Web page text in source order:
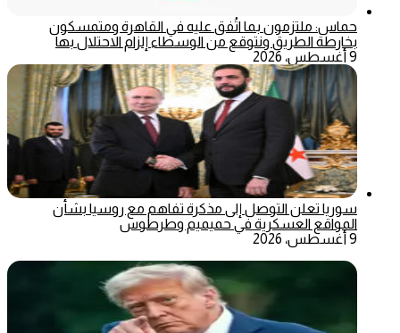
حماس: ملتزمون بما اتُفق عليه في القاهرة ومتمسكون
بخارطة الطريق ونتوقع من الوسطاء إلزام الاحتلال بها
9 أغسطس، 2026
سوريا تعلن التوصل إلى مذكرة تفاهم مع روسيا بشأن
المواقع العسكرية في حميميم وطرطوس
9 أغسطس، 2026